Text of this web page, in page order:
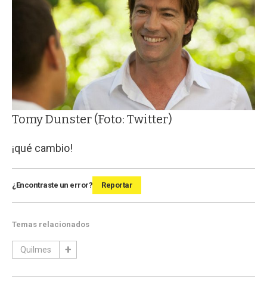
Tomy Dunster (Foto: Twitter)
¡qué cambio!
¿Encontraste un error? Reportar
Temas relacionados
Quilmes